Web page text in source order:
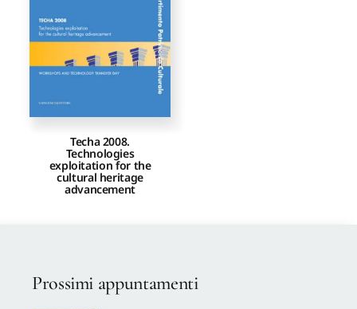
Proposte di pubblicazione
NewsletterTecha 2008.
Technologies
exploitation for the
cultural heritage
advancement
Prossimi appuntamenti